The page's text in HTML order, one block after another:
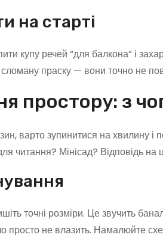
на старті
купу речей “для балкона” і
праску — вони точно не
простору: з
варто зупинитися на хвилину і
читання? Мінісад? Відповідь на
точні розміри. Це звучить
просто не влазить. Намалюйте